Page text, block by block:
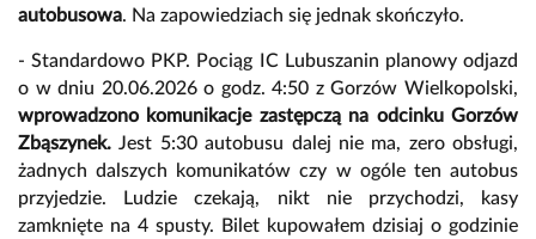
autobusowa. Na zapowiedziach się jednak skończyło.
- Standardowo PKP. Pociąg IC Lubuszanin planowy odjazd
o w dniu 20.06.2026 o godz. 4:50 z Gorzów Wielkopolski,
wprowadzono komunikacje zastępczą na odcinku Gorzów
Zbąszynek.Jest 5:30 autobusu dalej nie ma, zero obsługi,
żadnych dalszych komunikatów czy w ogóle ten autobus
przyjedzie. Ludzie czekają, nikt nie przychodzi, kasy
zamknięte na 4 spusty. Bilet kupowałem dzisiaj o godzinie